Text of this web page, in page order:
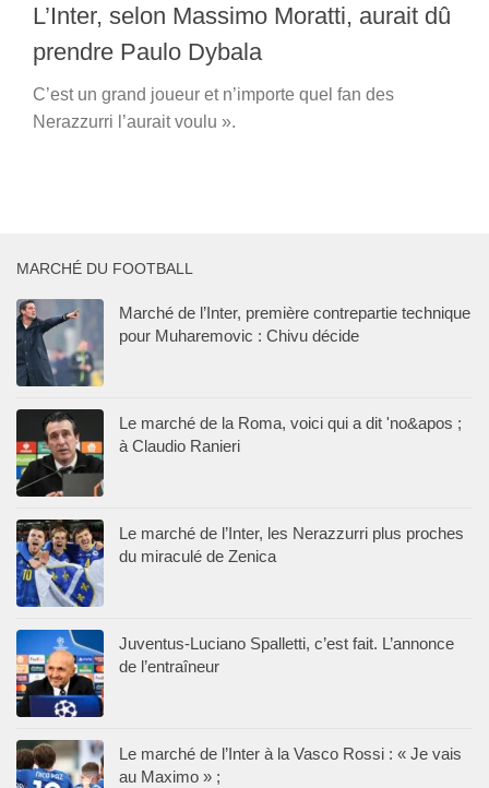
L’Inter, selon Massimo Moratti, aurait dû
prendre Paulo Dybala
C’est un grand joueur et n’importe quel fan des
Nerazzurri l’aurait voulu ».
MARCHÉ DU FOOTBALL
Marché de l’Inter, première contrepartie technique
pour Muharemovic : Chivu décide
Le marché de la Roma, voici qui a dit 'no&apos ;
à Claudio Ranieri
Le marché de l’Inter, les Nerazzurri plus proches
du miraculé de Zenica
Juventus-Luciano Spalletti, c’est fait. L’annonce
de l’entraîneur
Le marché de l’Inter à la Vasco Rossi : « Je vais
au Maximo » ;